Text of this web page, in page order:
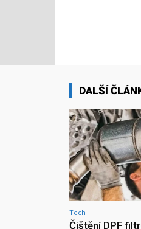
DALŠÍ
Tech
Čištění DPF